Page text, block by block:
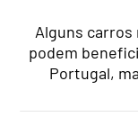
Alguns carros
podem
Portugal,